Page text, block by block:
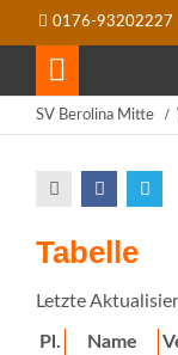
0176-93202227
SV Berolina Mitte
Tabelle
Letzte
Pl. Name